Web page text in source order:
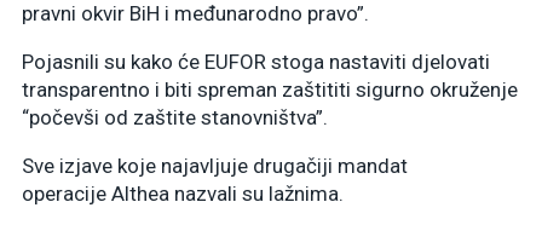
pravni okvir BiH i međunarodno pravo”.
Pojasnili su kako će EUFOR stoga nastaviti djelovati
transparentno i biti spreman zaštititi sigurno okruženje
“počevši od zaštite stanovništva”.
Sve izjave koje najavljuje drugačiji mandat
operacije Althea nazvali su lažnima.